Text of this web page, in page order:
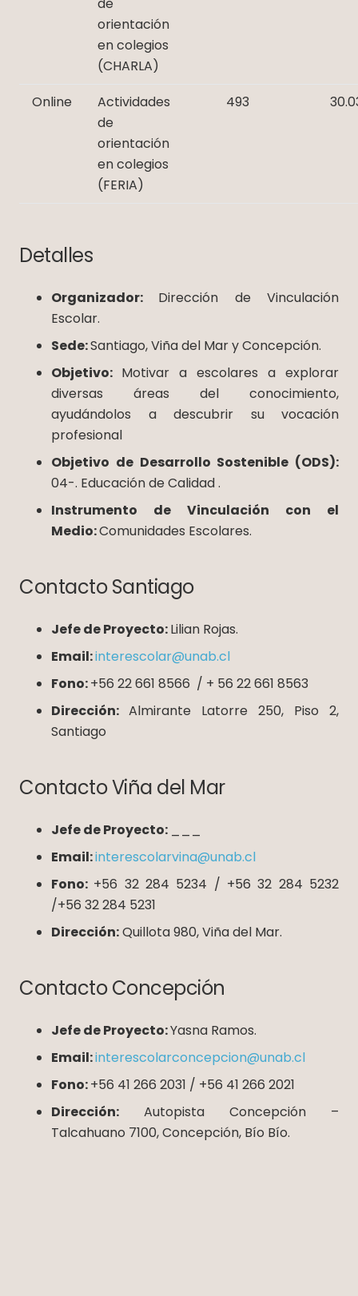
de
orientación
en colegios
(CHARLA)
Online
Actividades
de
orientación
en colegios
(FERIA)
493
Detalles
Organizador: Dirección de Vinculación
Escolar.
Sede:Santiago, Viña del Mar y Concepción.
Objetivo: Motivar a escolares a explorar
diversas áreas del conocimiento,
ayudándolos a descubrir su vocación
profesional
Objetivo de Desarrollo Sostenible (ODS):
04-. Educación de Calidad .
Instrumento de Vinculación con el
Medio:Comunidades Escolares.
Contacto Santiago
Jefe de Proyecto:Lilian Rojas.
Email:interescolar@unab.cl
Fono:+56 22 661 8566 / + 56 22 661 8563
Dirección: Almirante Latorre 250, Piso 2,
Santiago
Contacto Viña del Mar
Jefe de Proyecto:
Email:interescolarvina@unab.cl
Fono: +56 32 284 5234 / +56 32 284 5232
/+56 32 284 5231
Dirección:Quillota 980, Viña del Mar.
Contacto Concepción
Jefe de Proyecto:Yasna Ramos.
Email:interescolarconcepcion@unab.cl
Fono:+56 41 266 2031 / +56 41 266 2021
Dirección: Autopista Concepción –
Talcahuano 7100, Concepción, Bío Bío.